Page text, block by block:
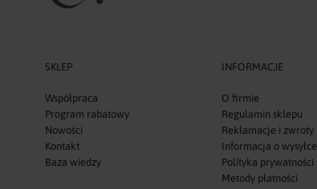
SKLEP
Współpraca
Program rabatowy
Nowości
Kontakt
Baza wiedzy
INFORMACJE
O firmie
Regulamin sklepu
Reklamacje i zwroty
Informacja o wysyłce
Polityka prywatności
Metody płatności